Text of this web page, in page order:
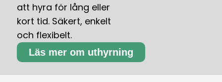
att hyra för lång eller
kort tid. Säkert, enkelt
och flexibelt.
Läs mer om uthyrning